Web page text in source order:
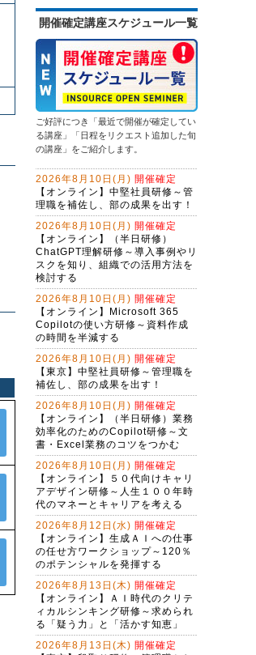
問題解決研修～ビジネス上の問題を
解決する
会員 13,500円 通常 14,300円
2026年9月28日(月)オンライン
成術～年間6,000件の問合せを獲得す
る、インソース流のWeb開発
（半日研修）営業向け生成ＡＩ活用
研修～提案書作成・Excel作業を効率
化する
初心者限定！GeminiでWeb検索・情
報整理から自業務特化ＡＩ作成まで
学ぶ３日間集中コース
ChatGPT×Excelレベルアップ研修～
マクロ仕様書で、要件定義力を強化
する
（半日研修）ChatGPTによるプログ
ラミング効率化研修～活用事例とプ
ＡＩエージェント開発研修～
LangChainで業務プロセスを改善す
る（２日間）
初心者限定！Copilotで基本操作から
自業務特化ＡＩ作成まで学ぶ３日間
集中コース
生成ＡＩを活用した企画立案ワーク
ショップ～アイデアソンに取り組む
生成AI活用講座・応用編
Claude Cowork実践研修～定型業務
をＡＩに任せる新しい働き方
生成AI活用講座・基礎編
Ｇ検定対策研修～現代に必須のＡＩ
リテラシー（２日間）
アプリを作れる自分になる！生成Ａ
Ｉで仕事を変えるバイブコーディン
グ研修（２日間）
バイブコーディング体験研修～ＡＩ
の力でプログラムを自動作成する
（半日研修）ＡＩ時代の構文リテラ
シー向上研修～アレクサンドラ・ア
ミラーゼ構文で考える
（半日研修）締切を知らせるＡＩ秘
書作成研修～Copilot Studioで業務自
動化
Gemini実践者向け！NotebookLM資
料作成からGem構築まで学ぶ３日間
集中コース
Copilot実践者向け！Excel自動化か
らＡＩエージェント構築まで学ぶ３
日間集中コース
（半日研修）RAGシステム基礎研修
開催確定講座スケジュール一覧
ご好評につき「最近で開催が確定してい
る講座」「日程をリクエスト追加した旬
の講座」をご紹介します。
2026年8月10日(月) 開催確定
【オンライン】中堅社員研修～管
理職を補佐し、部の成果を出す！
2026年8月10日(月) 開催確定
【オンライン】（半日研修）
ChatGPT理解研修～導入事例やリ
スクを知り、組織での活用方法を
検討する
2026年8月10日(月) 開催確定
【オンライン】Microsoft 365
Copilotの使い方研修～資料作成
の時間を半減する
2026年8月10日(月) 開催確定
【東京】中堅社員研修～管理職を
補佐し、部の成果を出す！
2026年8月10日(月) 開催確定
【オンライン】（半日研修）業務
効率化のためのCopilot研修～文
書・Excel業務のコツをつかむ
2026年8月10日(月) 開催確定
【オンライン】５０代向けキャリ
アデザイン研修～人生１００年時
代のマネーとキャリアを考える
2026年8月12日(水) 開催確定
【オンライン】生成ＡＩへの仕事
の任せ方ワークショップ～120％
のポテンシャルを発揮する
2026年8月13日(木) 開催確定
【オンライン】ＡＩ時代のクリテ
ィカルシンキング研修～求められ
る「疑う力」と「活かす知恵」
2026年8月13日(木) 開催確定